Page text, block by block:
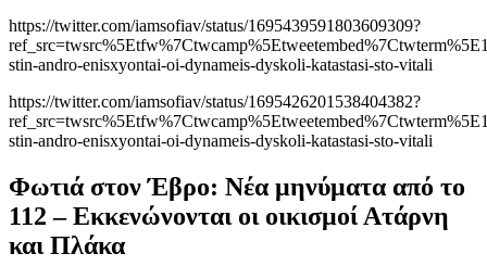
https://twitter.com/iamsofiav/status/1695439591803609309?
stin-andro-enisxyontai-oi-dynameis-dyskoli-katastasi-sto-vitali
https://twitter.com/iamsofiav/status/1695426201538404382?
stin-andro-enisxyontai-oi-dynameis-dyskoli-katastasi-sto-vitali
Φωτιά στον Έβρο: Νέα μηνύματα από το
112 – Εκκενώνονται οι οικισμοί Ατάρνη
και Πλάκα